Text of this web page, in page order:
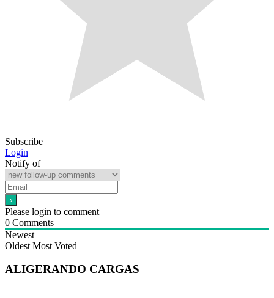
Subscribe
Login
Notify of
Please login to comment
0 Comments
Newest
Oldest Most Voted
ALIGERANDO CARGAS